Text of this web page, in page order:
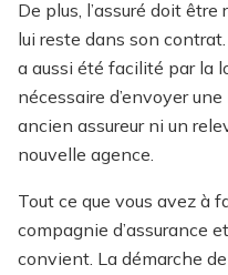
De plus, l’assuré doit être
lui reste dans son contrat.
a aussi été facilité par la
nécessaire d’envoyer
ancien assureur ni un
nouvelle agence.
Tout ce que vous avez à
compagnie d’assurance
convient. La démarche